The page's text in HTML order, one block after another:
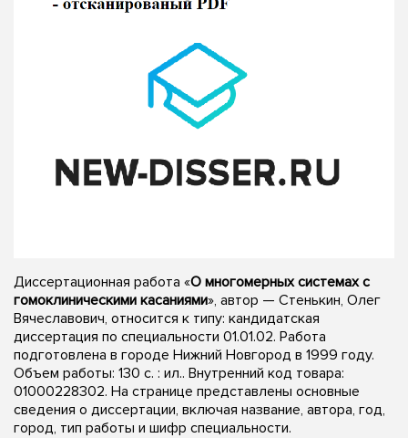
Диссертационная работа «О многомерных системах с
гомоклиническими касаниями», автор — Стенькин, Олег
Вячеславович, относится к типу: кандидатская
диссертация по специальности 01.01.02. Работа
подготовлена в городе Нижний Новгород в 1999 году.
Объем работы: 130 с. : ил.. Внутренний код товара:
01000228302. На странице представлены основные
сведения о диссертации, включая название, автора, год,
город, тип работы и шифр специальности.